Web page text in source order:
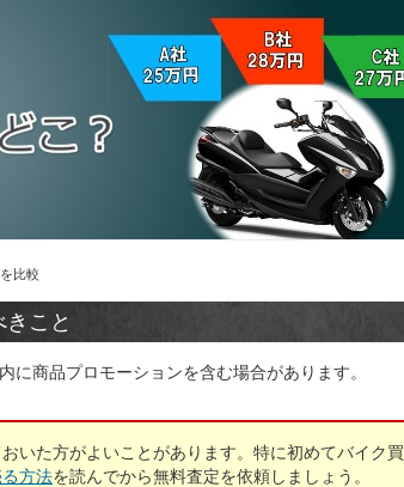
比較
こと
に商品プロモーションを含む場合があります。
いた方がよいことがあります。特に初めてバイク買
方法を読んでから無料査定を依頼しましょう。